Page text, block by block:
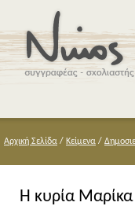
Αρχική Σελίδα / Κείμενα /
Η κυρία